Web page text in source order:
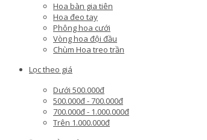
Hoa bàn gia tiên
Hoa đeo tay
Phông hoa cưới
Vòng hoa đội đầu
Chùm Hoa treo trần
Lọc theo giá
Dưới 500.000đ
500.000đ - 700.000đ
700.000đ - 1.000.000đ
Trên 1.000.000đ